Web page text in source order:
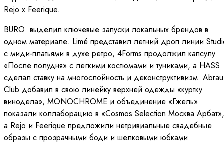
Rejo x Feerique.
BURO. выделил ключевые запуски локальных брендов в
одном материале. Limé представил летний дроп линии
с миди-платьями в духе ретро, 4Forms продолжил капсулу
«После полудня» с легкими костюмами и туниками, а HASS
сделал ставку на многослойность и деконструктивизм. Abrau
Club добавил в свою линейку верхней одежды «куртку
винодела», MONOCHROME и объединение «Гжель»
показали коллаборацию в «Cosmos Selection Москва Арбат»,
а Rejo и Feerique предложили нетривиальные свадебные
образы с прозрачными боди и шелковыми юбками.